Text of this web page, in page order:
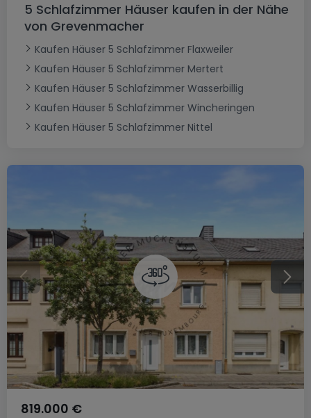
5 Schlafzimmer Häuser kaufen in der Nähe
von Grevenmacher
Kaufen Häuser 5 Schlafzimmer Flaxweiler
Kaufen Häuser 5 Schlafzimmer Mertert
Kaufen Häuser 5 Schlafzimmer Wasserbillig
Kaufen Häuser 5 Schlafzimmer Wincheringen
Kaufen Häuser 5 Schlafzimmer Nittel
819.000 €